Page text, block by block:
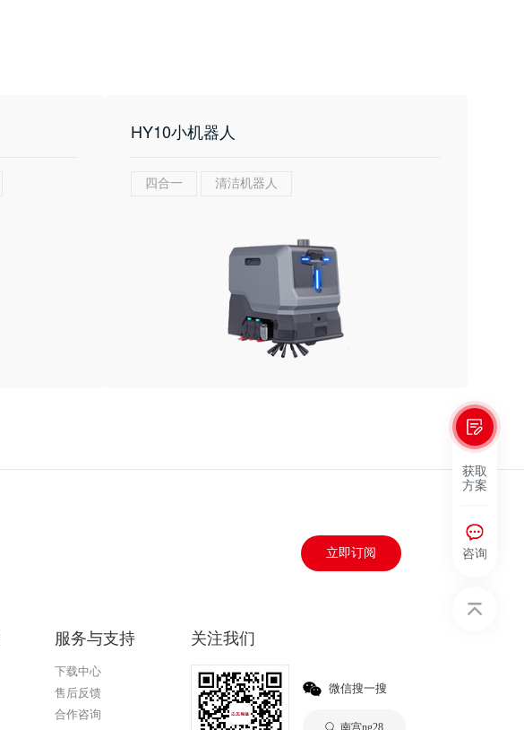
HY10小机器人
四合一 清洁机器人
获取
方案
咨询
立即订阅
服务与支持
下载中心
售后反馈
合作咨询
关注我们
微信搜一搜
南宫ng28